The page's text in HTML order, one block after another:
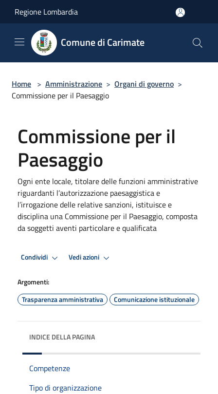
Regione Lombardia
Comune di Carimate
Home > Amministrazione > Organi di governo >
Commissione per il Paesaggio
Commissione per il
Paesaggio
Ogni ente locale, titolare delle funzioni amministrative
riguardanti l’autorizzazione paesaggistica e
l’irrogazione delle relative sanzioni, istituisce e
disciplina una Commissione per il Paesaggio, composta
da soggetti aventi particolare e qualificata
Condividi Vedi azioni
Argomenti:
Trasparenza amministrativa
Comunicazione istituzionale
INDICE DELLA PAGINA
Competenze
Tipo di organizzazione